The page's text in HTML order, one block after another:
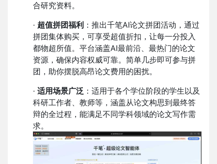
合研究资料。
· 超值拼团福利 ：推出千笔AI论文拼团活动，通过
拼团集体购买，可享受超值折扣，让每一分投入
都物超所值。平台涵盖AI最前沿、最热门的论文
资源，确保内容权威可靠。简单几步即可参与拼
团，助你摆脱高昂论文费用的困扰。
· 适用场景广泛 ：适用于各个学位阶段的学生以及
科研工作者、教师等，涵盖从论文构思到最终答
辩的全过程，能满足不同学科领域的论文写作需
求。